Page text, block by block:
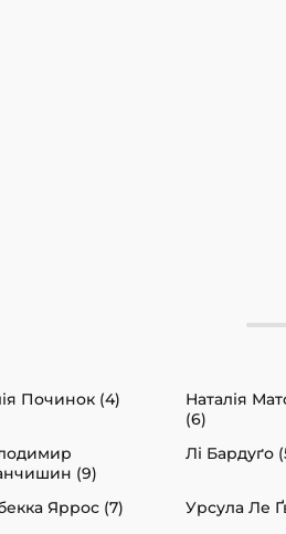
Починок (4)
Наталія
(6)
(9)
Лі Бардуґо
Яррос (7) Урсула Ле